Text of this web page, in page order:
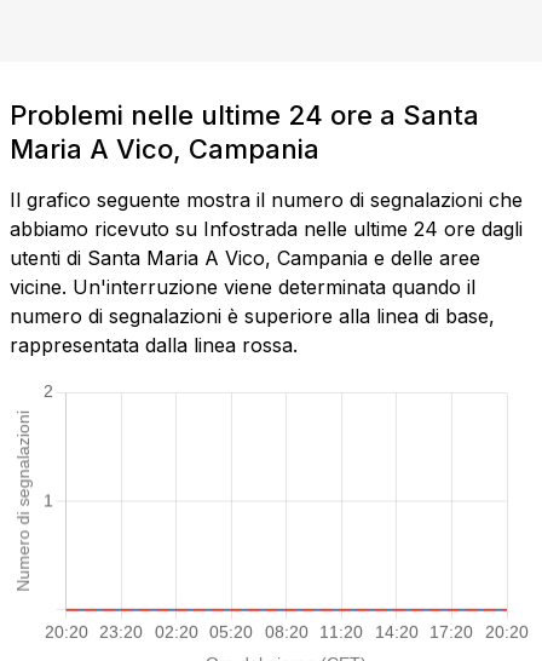
Problemi nelle ultime 24 ore a Santa
Maria A Vico, Campania
Il grafico seguente mostra il numero di segnalazioni che
abbiamo ricevuto su Infostrada nelle ultime 24 ore dagli
utenti di Santa Maria A Vico, Campania e delle aree
vicine. Un'interruzione viene determinata quando il
numero di segnalazioni è superiore alla linea di base,
rappresentata dalla linea rossa.